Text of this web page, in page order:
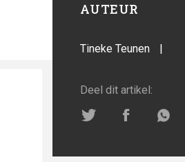
AUTEUR
Tineke Teunen |
Deel dit artikel: